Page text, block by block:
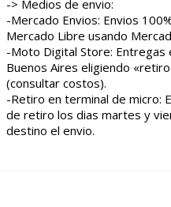
-> Medios de envio:
-Mercado Envios: Envios
Mercado Libre usando
-Moto Digital Store: Entregas
Buenos Aires eligiendo
(consultar costos).
-Retiro en terminal de micro:
de retiro los dias martes y
destino el envio.